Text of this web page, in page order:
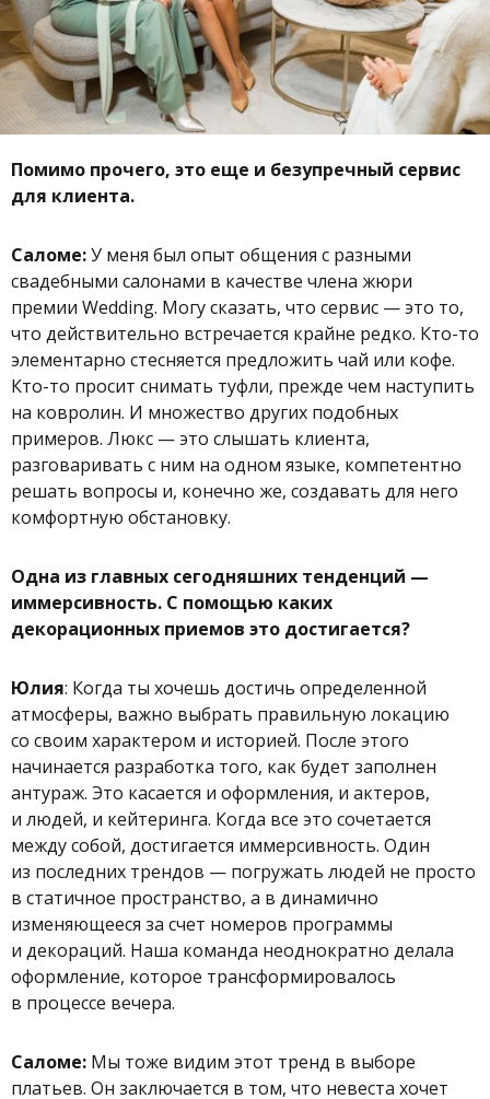
Помимо прочего, это еще и безупречный сервис
для клиента.
Саломе:У меня был опыт общения с разными
свадебными салонами в качестве члена жюри
премии Wedding. Могу сказать, что сервис — это то,
что действительно встречается крайне редко. Кто-то
элементарно стесняется предложить чай или кофе.
Кто-то просит снимать туфли, прежде чем наступить
на ковролин. И множество других подобных
примеров. Люкс — это слышать клиента,
разговаривать с ним на одном языке, компетентно
решать вопросы и, конечно же, создавать для него
комфортную обстановку.
Одна из главных сегодняшних тенденций —
иммерсивность. С помощью каких
декорационных приемов это достигается?
Юлия: Когда ты хочешь достичь определенной
атмосферы, важно выбрать правильную локацию
со своим характером и историей. После этого
начинается разработка того, как будет заполнен
антураж. Это касается и оформления, и актеров,
и людей, и кейтеринга. Когда все это сочетается
между собой, достигается иммерсивность. Один
из последних трендов — погружать людей не просто
в статичное пространство, а в динамично
изменяющееся за счет номеров программы
и декораций. Наша команда неоднократно делала
оформление, которое трансформировалось
в процессе вечера.
Саломе: Мы тоже видим этот тренд в выборе
платьев. Он заключается в том, что невеста хочет